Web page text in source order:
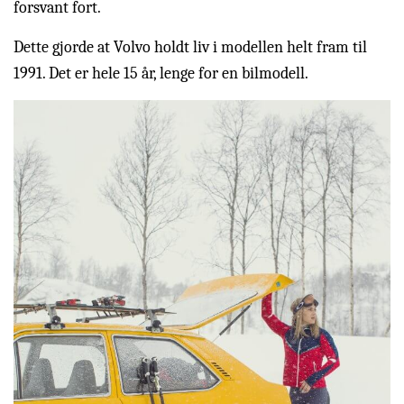
forsvant fort.
Dette gjorde at Volvo holdt liv i modellen helt fram til
1991. Det er hele 15 år, lenge for en bilmodell.